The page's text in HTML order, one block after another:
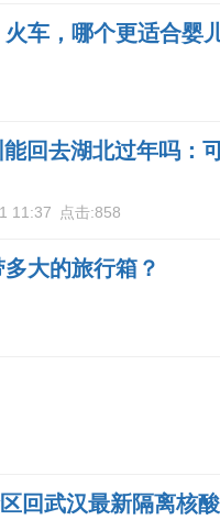
车，哪个更适合婴
回去湖北过年吗：
11:37 点击:858
大的旅行箱？
回武汉最新隔离核